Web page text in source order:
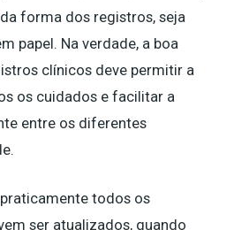
forma dos registros, seja
papel. Na verdade, a boa
clínicos deve permitir a
os cuidados e facilitar a
entre os diferentes
todos os
ser atualizados, quando